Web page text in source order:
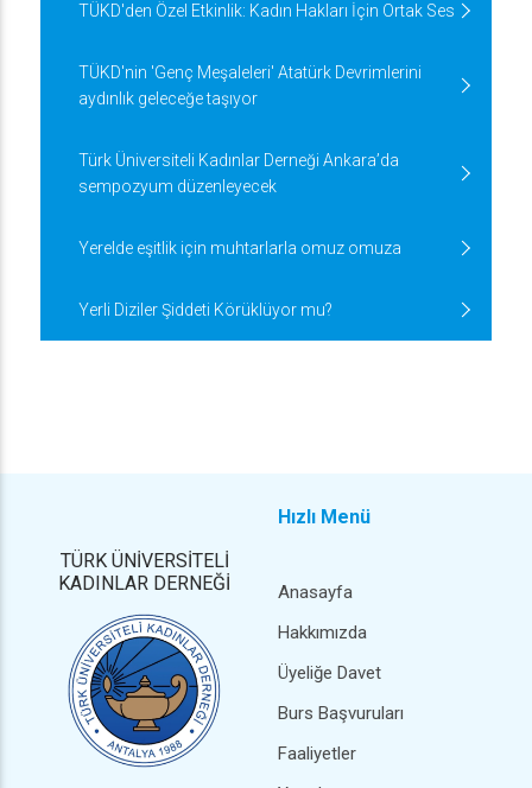
TÜKD'den Özel Etkinlik: Kadın Hakları İçin Ortak Ses
TÜKD'nin 'Genç Meşaleleri' Atatürk Devrimlerini
aydınlık geleceğe taşıyor
Türk Üniversiteli Kadınlar Derneği Ankara’da
sempozyum düzenleyecek
Yerelde eşitlik için muhtarlarla omuz omuza
Yerli Diziler Şiddeti Körüklüyor mu?
TÜRK ÜNİVERSİTELİ
KADINLAR DERNEĞİ
Hızlı Menü
Anasayfa
Hakkımızda
Üyeliğe Davet
Burs Başvuruları
Faaliyetler